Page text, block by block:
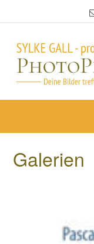
Galerien